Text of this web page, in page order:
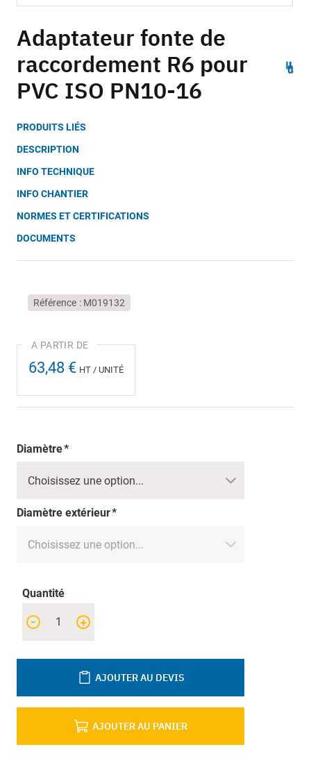
to
the
beginning
of
the
gallery
Adaptateur fonte de
raccordement R6 pour
PVC ISO PN10-16
PRODUITS LIÉS
DESCRIPTION
INFO TECHNIQUE
INFO CHANTIER
NORMES ET CERTIFICATIONS
DOCUMENTS
Référence M019132
63,48 € HT / UNITÉ
Diamètre
Diamètre extérieur
Quantité
+
-
AJOUTER AU PANIER
AJOUTER AU DEVIS